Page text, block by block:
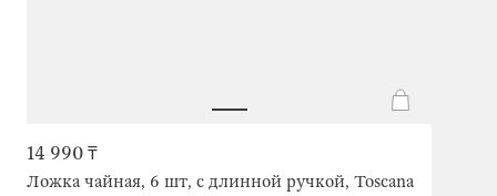
14 990 ₸
Ложка чайная, 6 шт, с длинной ручкой, Toscana